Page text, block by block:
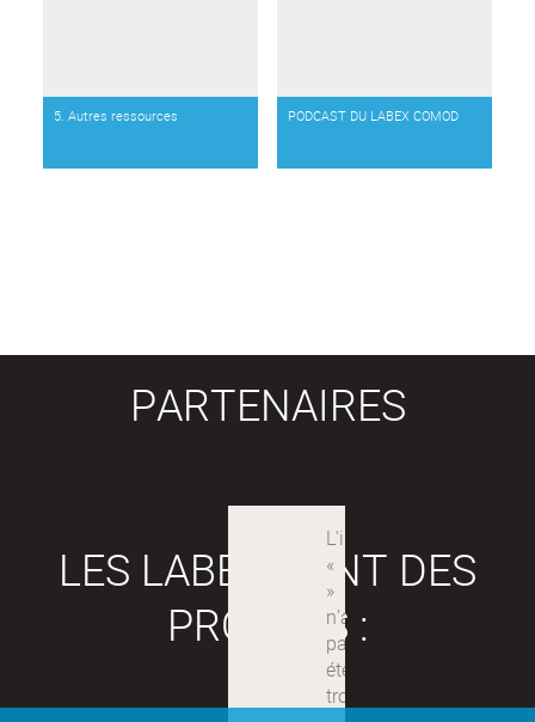
5. Autres ressources PODCAST DU LABEX COMOD
PARTENAIRES
LES LABEX SONT DES
PROJETS :